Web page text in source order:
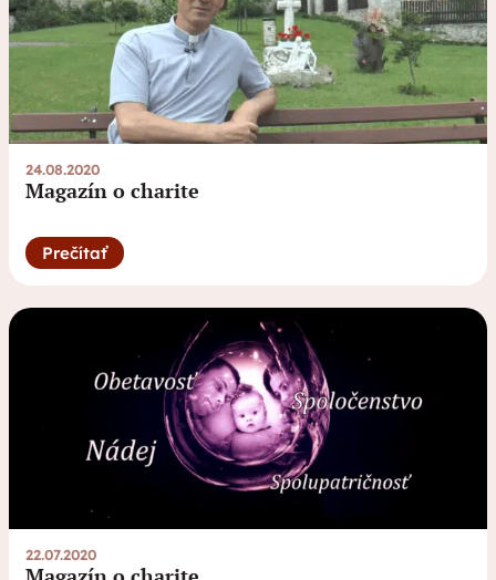
24.08.2020
Magazín o charite
Prečítať
22.07.2020